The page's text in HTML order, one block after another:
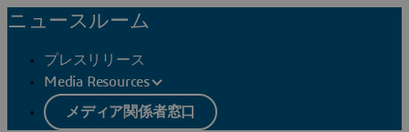
ニュースルーム
プレスリリース
Media Resources
メディア関係者窓口